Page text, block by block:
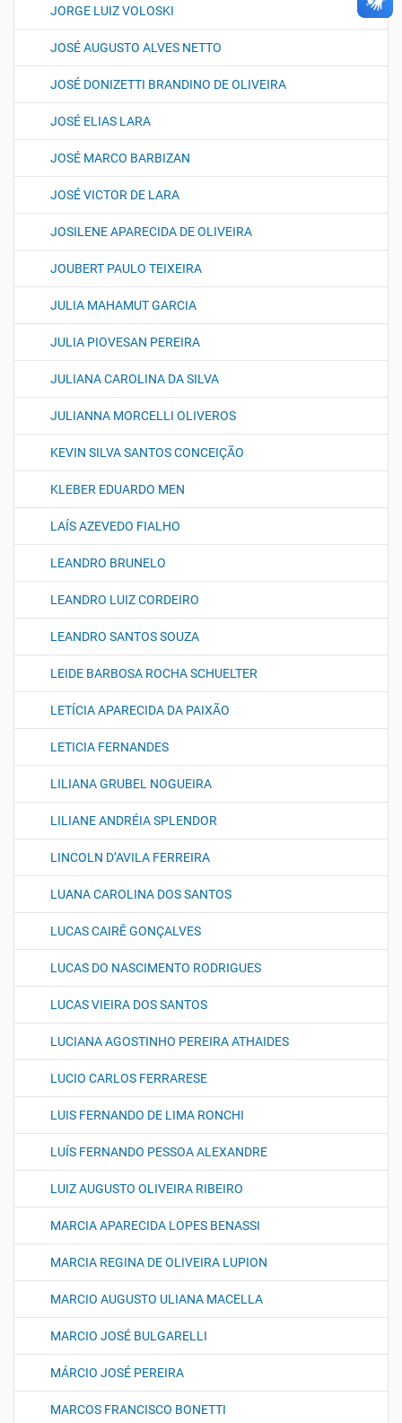
JORGE LUIZ VOLOSKI
JOSÉ AUGUSTO ALVES NETTO
JOSÉ DONIZETTI BRANDINO DE OLIVEIRA
JOSÉ ELIAS LARA
JOSÉ MARCO BARBIZAN
JOSÉ VICTOR DE LARA
JOSILENE APARECIDA DE OLIVEIRA
JOUBERT PAULO TEIXEIRA
JULIA MAHAMUT GARCIA
JULIA PIOVESAN PEREIRA
JULIANA CAROLINA DA SILVA
JULIANNA MORCELLI OLIVEROS
KEVIN SILVA SANTOS CONCEIÇÃO
KLEBER EDUARDO MEN
LAÍS AZEVEDO FIALHO
LEANDRO BRUNELO
LEANDRO LUIZ CORDEIRO
LEANDRO SANTOS SOUZA
LEIDE BARBOSA ROCHA SCHUELTER
LETÍCIA APARECIDA DA PAIXÃO
LETICIA FERNANDES
LILIANA GRUBEL NOGUEIRA
LILIANE ANDRÉIA SPLENDOR
LINCOLN D’AVILA FERREIRA
LUANA CAROLINA DOS SANTOS
LUCAS CAIRÊ GONÇALVES
LUCAS DO NASCIMENTO RODRIGUES
LUCAS VIEIRA DOS SANTOS
LUCIANA AGOSTINHO PEREIRA ATHAIDES
LUCIO CARLOS FERRARESE
LUIS FERNANDO DE LIMA RONCHI
LUÍS FERNANDO PESSOA ALEXANDRE
LUIZ AUGUSTO OLIVEIRA RIBEIRO
MARCIA APARECIDA LOPES BENASSI
MARCIA REGINA DE OLIVEIRA LUPION
MARCIO AUGUSTO ULIANA MACELLA
MARCIO JOSÉ BULGARELLI
MÁRCIO JOSÉ PEREIRA
MARCOS FRANCISCO BONETTI